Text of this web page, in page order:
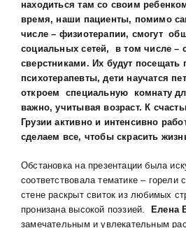
находиться там со своим
время, наши пациенты, помимо
числе – физиотерапии, смогут
социальных сетей, в том числе –
сверстниками. Их будут посещать
психотерапевты, дети научатся
откроем специальную комнату
важно, учитывая возраст. К
Грузии активно и интенсивно
сделаем все, чтобы скрасить
Обстановка на презентации была
соответствовала тематике – горели
стене раскрыт свиток из любимых
пронизана высокой поэзией.
Елена
замечательным и увлекательным